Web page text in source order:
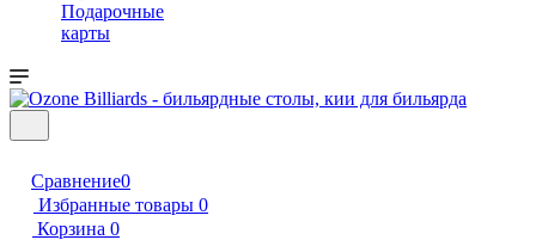
Подарочные
карты
Сравнение0
Избранные товары 0
Корзина 0